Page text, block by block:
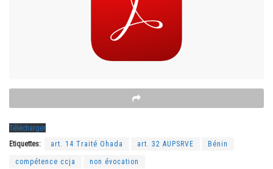
Télécharger
Etiquettes: art. 14 Traité Ohada art. 32 AUPSRVE Bénin
compétence ccja non évocation